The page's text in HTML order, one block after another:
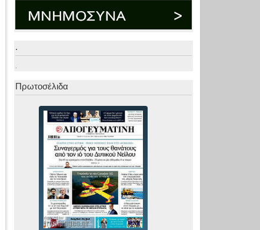
.
.
Πρωτοσέλιδα